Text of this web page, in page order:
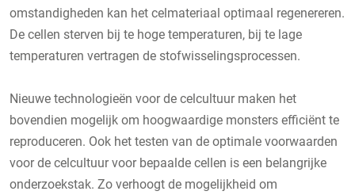
omstandigheden kan het celmateriaal optimaal regenereren.
De cellen sterven bij te hoge temperaturen, bij te lage
temperaturen vertragen de stofwisselingsprocessen.
Nieuwe technologieën voor de celcultuur maken het
bovendien mogelijk om hoogwaardige monsters efficiënt te
reproduceren. Ook het testen van de optimale voorwaarden
voor de celcultuur voor bepaalde cellen is een belangrijke
onderzoekstak. Zo verhoogt de mogelijkheid om